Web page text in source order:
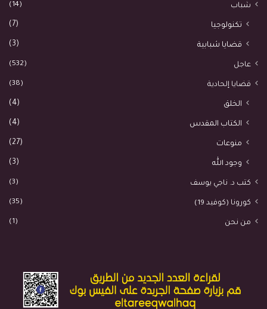
شباب (14)
تكنولوجيا (7)
قضايا شبابية (3)
عاجل (532)
قضايا إلحادية (38)
الخلق (4)
الكتاب المقدس (4)
منوعات (27)
وجود الله (3)
كتب د. ناجي يوسف (3)
كورونا (كوفيد 19) (35)
من نحن (1)